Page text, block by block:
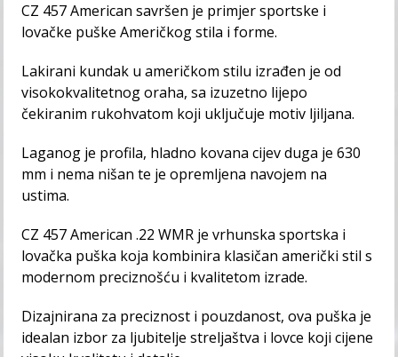
CZ 457 American savršen je primjer sportske i
lovačke puške Američkog stila i forme.
Lakirani kundak u američkom stilu izrađen je od
visokokvalitetnog oraha, sa izuzetno lijepo
čekiranim rukohvatom koji uključuje motiv ljiljana.
Laganog je profila, hladno kovana cijev duga je 630
mm i nema nišan te je opremljena navojem na
ustima.
CZ 457 American .22 WMR je vrhunska sportska i
lovačka puška koja kombinira klasičan američki stil s
modernom preciznošću i kvalitetom izrade.
Dizajnirana za preciznost i pouzdanost, ova puška je
idealan izbor za ljubitelje streljaštva i lovce koji cijene